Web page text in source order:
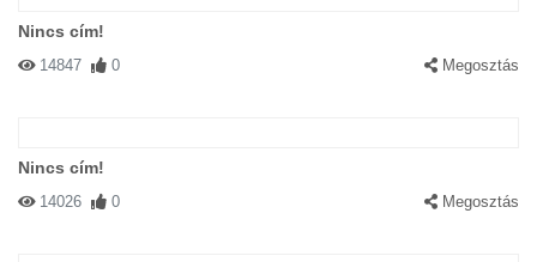
Nincs cím!
14847 0 Megosztás
Nincs cím!
14026 0 Megosztás